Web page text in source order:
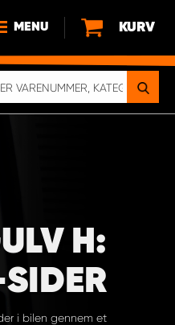
MENU
HVORFOR VÆLGE WORK
DATABESKYTTELSE
GDPR
KURV
H:
i bilen gennem et